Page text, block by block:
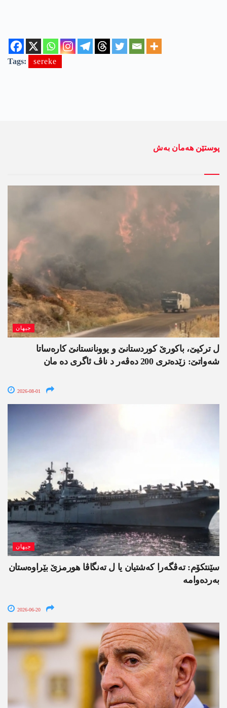
Tags: sereke
پوستێن ھەمان بەش
جیھان
ل ترکیێ، باکورێ کوردستانێ و یوونانستانێ کارەساتا
شەواتێ: زێدەتری 200 دەڤەر د ناڤ ئاگری دە مان
2026-08-01
جیھان
سێنتکۆم: تەڤگەرا کەشتیان یا ل تەنگاڤا ھورمزێ بێراوەستان
بەردەوامە
2026-06-20